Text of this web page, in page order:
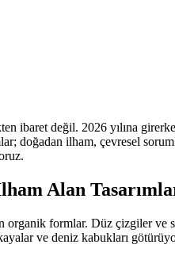
ibaret değil. 2026 yılına
doğadan ilham, çevresel
Alan
organik formlar. Düz çizgiler
ve deniz kabukları